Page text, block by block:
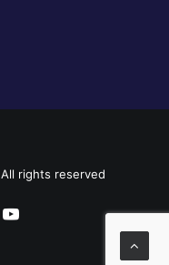
rights reserved